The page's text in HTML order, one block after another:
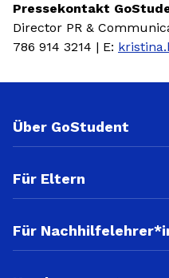
Pressekontakt
Director PR &
786 914 3214 | E:
Über GoStudent
Für Eltern
Für